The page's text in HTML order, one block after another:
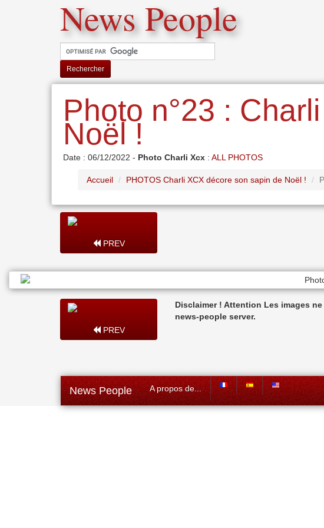
News People
Rechercher
Photo n°23 :
Noël !
Date : 06/12/2022 - Photo Charli Xcx : ALL PHOTOS
Accueil PHOTOS Charli XCX décore son sapin de Noël !
PREV
PREV
Disclaimer ! Attention Les images
news-people server.
News People A propos de...